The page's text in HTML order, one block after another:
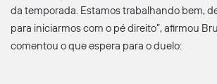
da temporada. Estamos trabalhando bem,
para iniciarmos com o pé direito”, afirmou
comentou o que espera para o duelo: